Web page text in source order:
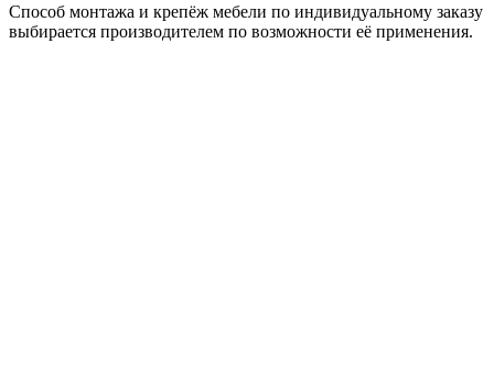
Способ монтажа и крепёж мебели по индивидуальному заказу
выбирается производителем по возможности её применения.